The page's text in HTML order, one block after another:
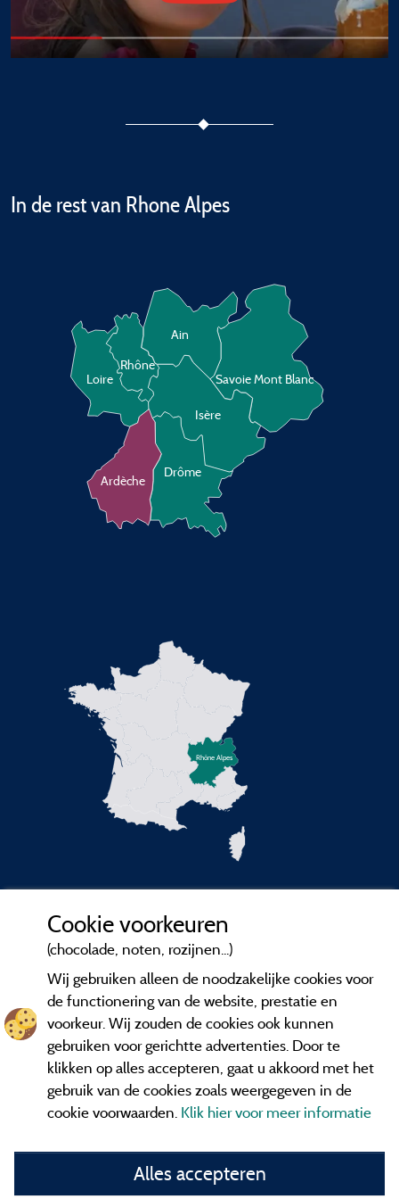
In de rest van Rhone Alpes
Savoie Mont Blanc
Loire
Isère
Drôme
Ardèche
Ain
Rhône
Rhône Alpes
Informatie uitgever en contact
Cookie voorkeuren
(chocolade, noten, rozijnen...)
Wij gebruiken alleen de noodzakelijke cookies voor
de functionering van de website, prestatie en
voorkeur. Wij zouden de cookies ook kunnen
gebruiken voor gerichtte advertenties. Door te
klikken op alles accepteren, gaat u akkoord met het
gebruik van de cookies zoals weergegeven in de
cookie voorwaarden. Klik hier voor meer informatie
Alles accepteren